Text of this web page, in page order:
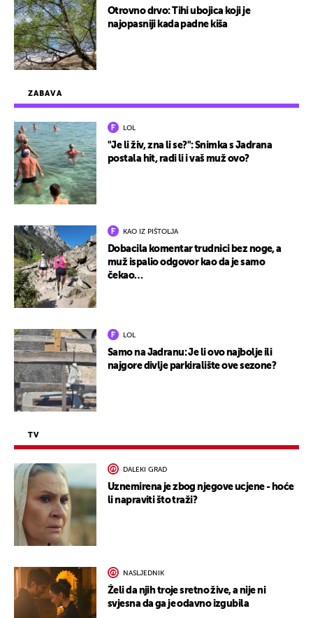
ZABAVA
LOL
"Je li živ, zna li se?": Snimka s Jadrana
postala hit, radi li i vaš muž ovo?
KAO IZ PIŠTOLJA
Dobacila komentar trudnici bez noge, a
muž ispalio odgovor kao da je samo
čekao…
LOL
Samo na Jadranu: Je li ovo najbolje ili
najgore divlje parkiralište ove sezone?
TV
DALEKI GRAD
Uznemirena je zbog njegove ucjene - hoće
li napraviti što traži?
NASLJEDNIK
Želi da njih troje sretno žive, a nije ni
svjesna da ga je odavno izgubila
Otrovno drvo: Tihi ubojica koji je
najopasniji kada padne kiša